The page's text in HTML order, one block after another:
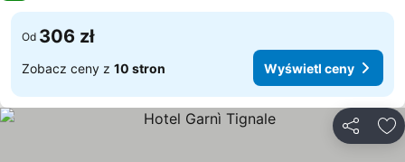
Od 306 zł
Zobacz ceny z 10 stron Wyświetl ceny